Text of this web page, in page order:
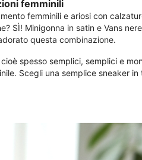
femminili
femminili e ariosi con
SÌ! Minigonna in satin e Vans
questa combinazione.
spesso semplici, semplici e
Scegli una semplice sneaker